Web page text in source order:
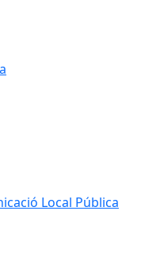
Local Pública